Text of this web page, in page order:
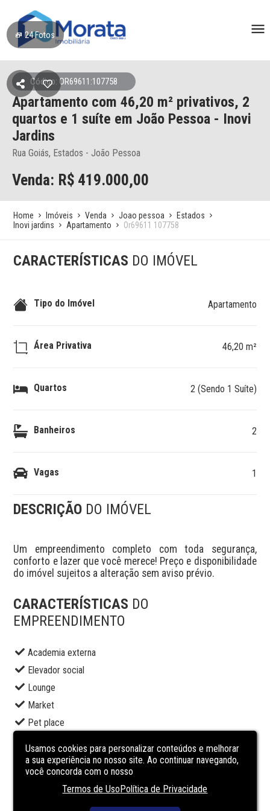
24Fotos
Código: OR69611:107758
Apartamento com 46,20 m² privativos, 2
quartos e 1 suíte em João Pessoa - Inovi
Jardins
Rua Goiás, Estados - João Pessoa
Venda: R$ 419.000,00
Home Imóveis Venda Joao pessoa
Estados
Inovi jardins
Apartamento Or69611 107758
CARACTERÍSTICAS DO IMÓVEL
Tipo do Imóvel Apartamento
Área Privativa 46,20 m²
Quartos 2 (Sendo 1 Suíte)
Banheiros 2
Vagas 1
DESCRIÇÃO DO IMÓVEL
Um empreendimento completo com toda segurança,
conforto e lazer que você merece! Preço e disponibilidade
do imóvel sujeitos a alteração sem aviso prévio.
CARACTERÍSTICAS DO
EMPREENDIMENTO
Academia externa
Elevador social
Lounge
Market
Pet place
Playground
Portaria
Usamos cookies para personalizar conteúdos e melhorar
a sua experiência no nosso site. Ao continuar navegando,
você concorda com o nosso
Termos de UsoPolítica de Privacidade